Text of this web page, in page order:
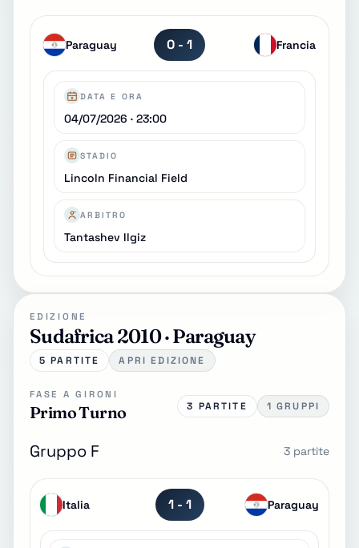
Paraguay 0 - 1 Francia
DATA E ORA
04/07/2026 · 23:00
STADIO
Lincoln Financial Field
ARBITRO
Tantashev Ilgiz
EDIZIONE
Sudafrica 2010 · Paraguay
5 PARTITE APRI EDIZIONE
FASE A GIRONI
Primo Turno 3 PARTITE 1 GRUPPI
Gruppo F 3 partite
Italia 1 - 1 Paraguay